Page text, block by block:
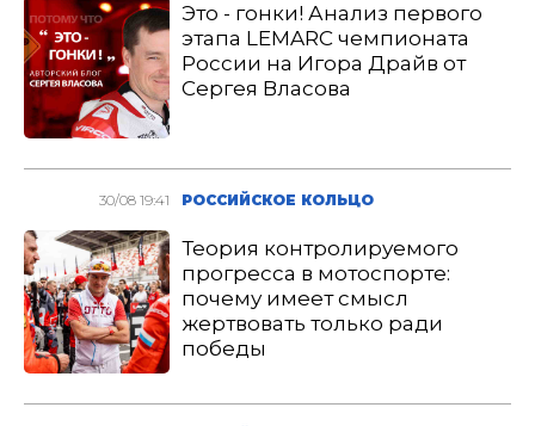
Это - гонки! Анализ первого
этапа LEMARC чемпионата
России на Игора Драйв от
Сергея Власова
30/08 19:41 РОССИЙСКОЕ КОЛЬЦО
Теория контролируемого
прогресса в мотоспорте:
почему имеет смысл
жертвовать только ради
победы